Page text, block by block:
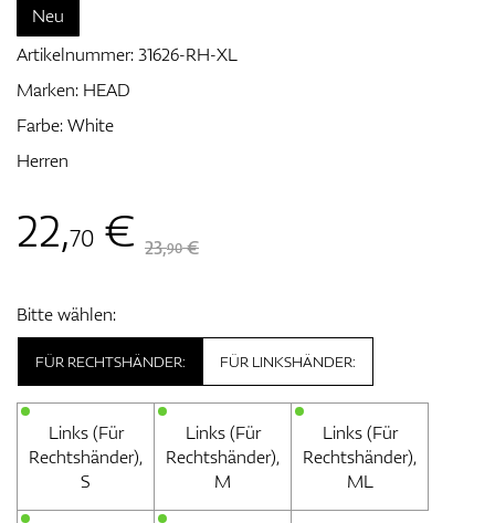
Neu
Artikelnummer:31626-RH-XL
Marken: HEAD
Farbe: White
Herren
22,70 € 23,90€
Bitte wählen:
FÜR RECHTSHÄNDER:
Links (Für
Rechtshänder),
S
Links (Für
Rechtshänder),
M
Links (Für
Rechtshänder),
ML
FÜR LINKSHÄNDER: